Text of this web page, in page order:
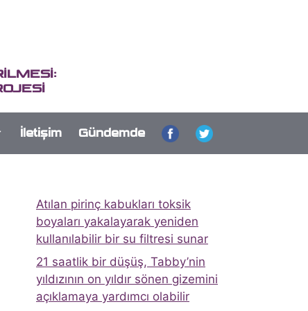
İletişim Gündemde
Atılan pirinç kabukları toksik
boyaları yakalayarak yeniden
kullanılabilir bir su filtresi sunar
21 saatlik bir düşüş, Tabby’nin
yıldızının on yıldır sönen gizemini
açıklamaya yardımcı olabilir